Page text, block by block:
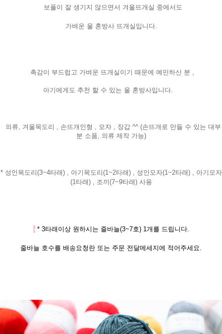
보풀이 잘 생기지 않으면서 겨울뜨개실 중에서도
가벼운 울 혼방사 뜨개실입니다.
촉감이 부드럽고 가벼운 뜨개실이기 때문에 예민하신 분 ,
아기에게도 추천 할 수 있는 울 혼방사입니다.
의류, 겨울목도리 , 손뜨개인형 , 모자 , 장갑 ^^ (손뜨개로 만들 수 있는 대부
분 소품, 의류 제작 가능)
* 성인목도리(3~4타래) , 아기목도리(1~2타래) , 성인모자(1~2타래) , 아기모자
(1타래) , 조끼(7~9타래) 사용
-* 3타래이상 원하시는 줄바늘(3~7호) 1개를 드립니다.
줄바늘 호수를 배송요청란 또는 주문 전달메세지에 적어주세요.